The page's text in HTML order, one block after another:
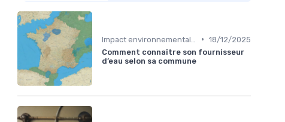
• 18/12/2025
Comment connaître son fournisseur
d’eau selon sa commune